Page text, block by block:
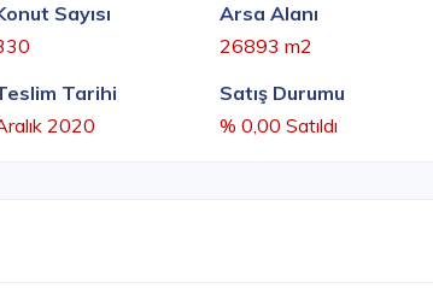
Sayısı
Arsa Alanı
26893 m2
Tarihi
2020
Satış Durumu
% 0,00 Satıldı